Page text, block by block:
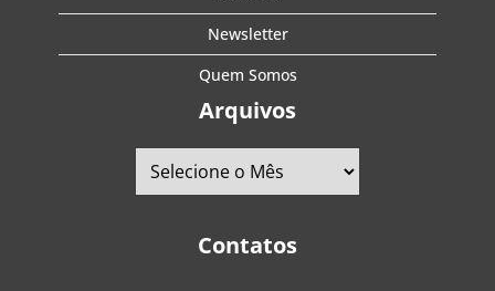
Newsletter
Quem Somos
Arquivos
Contatos